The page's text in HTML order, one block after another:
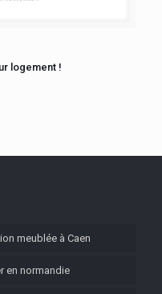
logement !
meublée à Caen
en normandie